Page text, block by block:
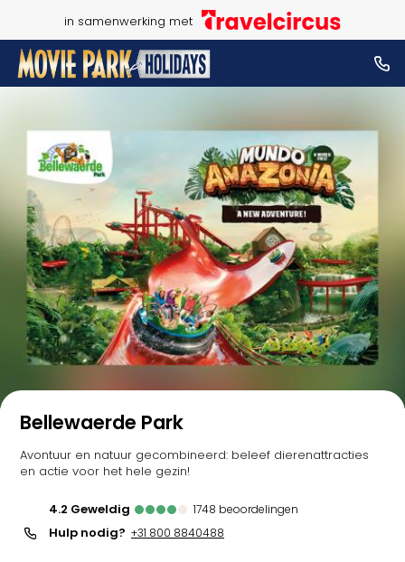
in samenwerking met
Bellewaerde Park
Avontuur en natuur gecombineerd: beleef dierenattracties
en actie voor het hele gezin!
4.2 geweldig 1748 beoordelingen
Hulp nodig? +31 800 8840488